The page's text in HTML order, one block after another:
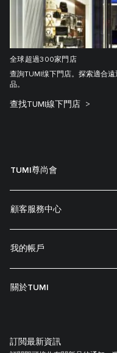
全球超過300家門店
查詢TUMI缐下門店。探索適合
品。
查找TUMI線下門店
TUMI尊尚會
顧客服務中心
我的帳戶
關於TUMI
訂閲最新資訊